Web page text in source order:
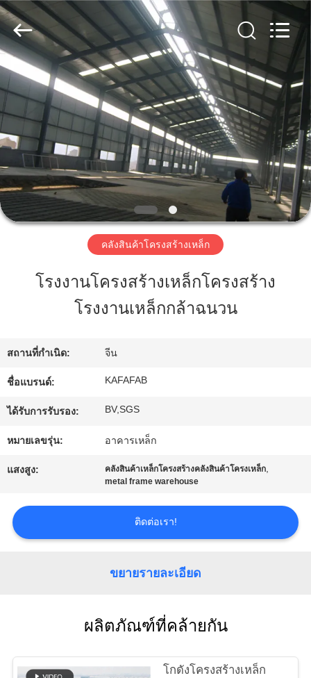
บ้าน
สินค้า
วิดีโอ
เรา
การ
ควบคุม
เรา
2018
-
2026
Qingdao
KaFa
Fabrication
Co.,
Ltd..
All
Rights
Reserved.
คลังสินค้าโครงสร้างเหล็ก
โรงงานโครงสร้างเหล็กโครงสร้าง
โรงงานเหล็กกล้าฉนวน
สถานที่กำเนิด: จีน
ชื่อแบรนด์: KAFAFAB
ได้รับการรับรอง: BV,SGS
หมายเลขรุ่น: อาคารเหล็ก
แสงสูง: คลังสินค้าเหล็กโครงสร้างคลังสินค้าโครงเหล็ก,
metal frame warehouse
ติดต่อเรา!
ขยายรายละเอียด
ผลิตภัณฑ์ที่คล้ายกัน
โกดังโครงสร้างเหล็ก